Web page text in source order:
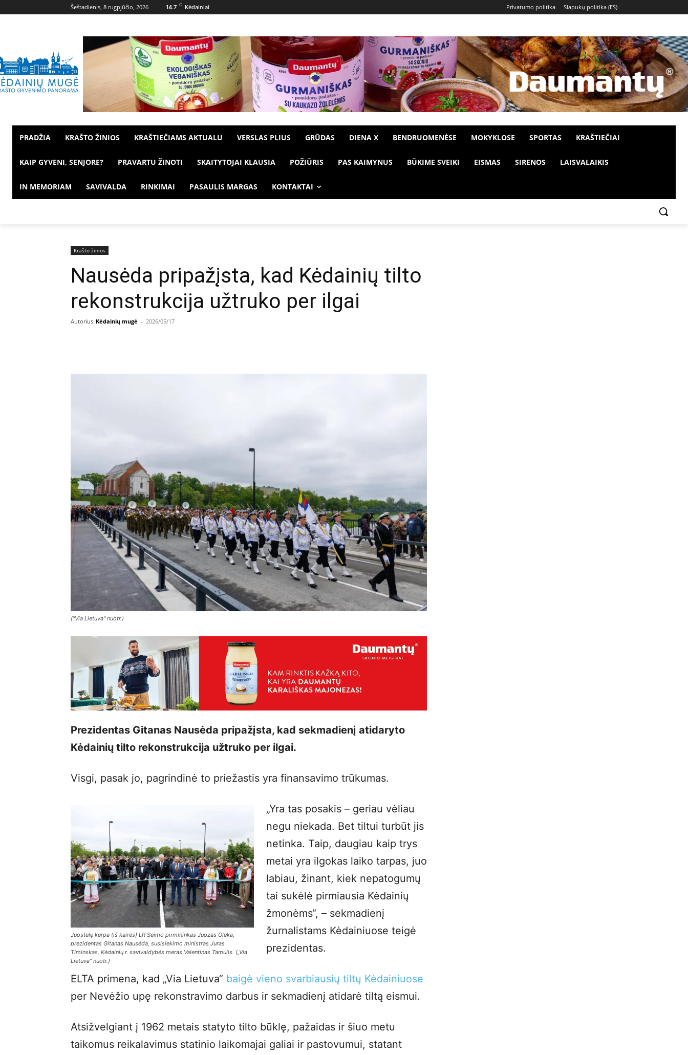
Šeštadienis, 8 rugpjūčio, 2026 14.7 C Kėdainiai Privatumo politika Slapukų politika (ES)
PRADŽIA KRAŠTO ŽINIOS KRAŠTIEČIAMS AKTUALU VERSLAS PLIUS GRŪDAS DIENA X BENDRUOMENĖSE MOKYKLOSE SPORTAS KRAŠTIEČIAI
KAIP GYVENI, SENJORE? PRAVARTU ŽINOTI SKAITYTOJAI KLAUSIA POŽIŪRIS PAS KAIMYNUS BŪKIME SVEIKI EISMAS SIRENOS LAISVALAIKIS
IN MEMORIAM SAVIVALDA RINKIMAI PASAULIS MARGAS KONTAKTAI
Krašto žinios
Nausėda pripažįsta, kad Kėdainių tilto
rekonstrukcija užtruko per ilgai
Autorius Kėdainių mugė - 2026/05/17
("Via Lietuva" nuotr.)
Prezidentas Gitanas Nausėda pripažįsta, kad sekmadienį atidaryto
Kėdainių tilto rekonstrukcija užtruko per ilgai.
Visgi, pasak jo, pagrindinė to priežastis yra finansavimo trūkumas.
Juostelę kerpa (iš kairės) LR Seimo pirmininkas Juozas Oleka,
prezidentas Gitanas Nausėda, susisiekimo ministras Juras
Timinskas, Kėdainių r. savivaldybės meras Valentinas Tamulis. („Via
Lietuva” nuotr.)
„Yra tas posakis – geriau vėliau
negu niekada. Bet tiltui turbūt jis
netinka. Taip, daugiau kaip trys
metai yra ilgokas laiko tarpas, juo
labiau, žinant, kiek nepatogumų
tai sukėlė pirmiausia Kėdainių
žmonėms“, – sekmadienį
žurnalistams Kėdainiuose teigė
prezidentas.
ELTA primena, kad „Via Lietuva“ baigė vieno svarbiausių tiltų Kėdainiuose
per Nevėžio upę rekonstravimo darbus ir sekmadienį atidarė tiltą eismui.
Atsižvelgiant į 1962 metais statyto tilto būklę, pažaidas ir šiuo metu
taikomus reikalavimus statinio laikomajai galiai ir pastovumui, statant